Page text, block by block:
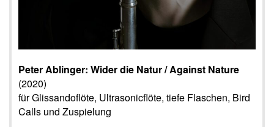
Peter Ablinger: Wider die Natur / Against Nature
(2020)
für Glissandoflöte, Ultrasonicflöte, tiefe Flaschen, Bird
Calls und Zuspielung